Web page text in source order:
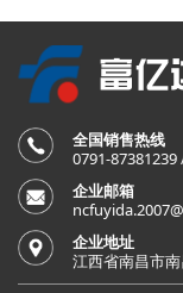
全国销售热线
0791-87381239
企业邮箱
企业地址
江西省南昌市